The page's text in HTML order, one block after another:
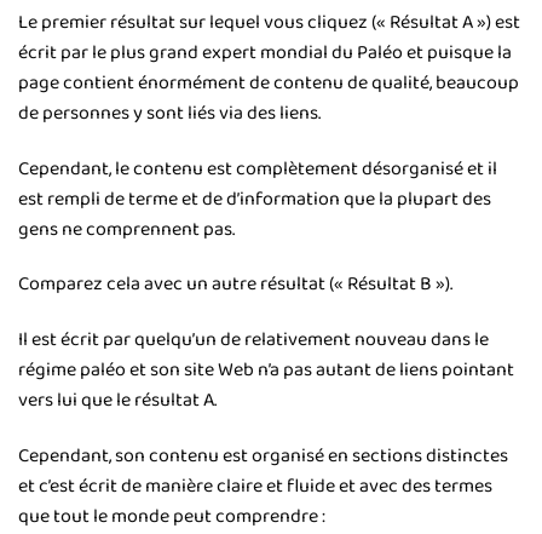
Le premier résultat sur lequel vous cliquez (« Résultat A ») est
écrit par le plus grand expert mondial du Paléo et puisque la
page contient énormément de contenu de qualité, beaucoup
de personnes y sont liés via des liens.
Cependant, le contenu est complètement désorganisé et il
est rempli de terme et de d’information que la plupart des
gens ne comprennent pas.
Comparez cela avec un autre résultat (« Résultat B »).
Il est écrit par quelqu’un de relativement nouveau dans le
régime paléo et son site Web n’a pas autant de liens pointant
vers lui que le résultat A.
Cependant, son contenu est organisé en sections distinctes
et c’est écrit de manière claire et fluide et avec des termes
que tout le monde peut comprendre :